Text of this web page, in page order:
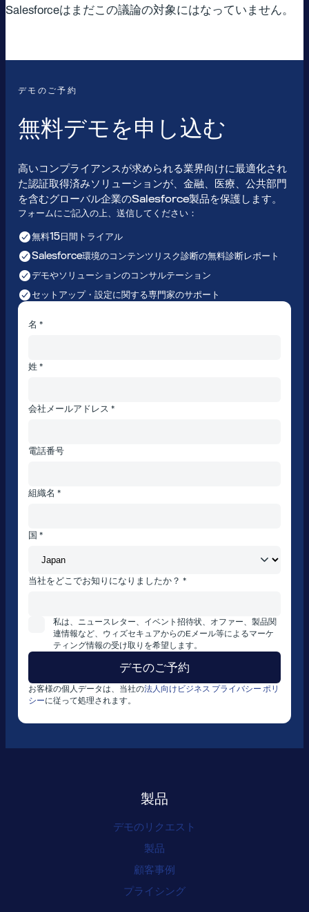
Salesforceはまだこの議論の対象にはなっていません。
デモのご予約
無料デモを申し込む
高いコンプライアンスが求められる業界向けに最適化され
た認証取得済みソリューションが、金融、医療、公共部門
を含むグローバル企業のSalesforce製品を保護します。
フォームにご記入の上、送信してください：
無料15日間トライアル
Salesforce環境のコンテンツリスク診断の無料診断レポート
デモやソリューションのコンサルテーション
セットアップ・設定に関する専門家のサポート
名 *
姓 *
会社メールアドレス *
電話番号
組織名 *
国 *
当社をどこでお知りになりましたか？ *
私は、ニュースレター、イベント招待状、オファー、製品関
連情報など、ウィズセキュアからのEメール等によるマーケ
ティング情報の受け取りを希望します。
お客様の個人データは、当社の法人向けビジネス プライバシー ポリ
シーに従って処理されます。
製品
デモのリクエスト
製品
顧客事例
プライシング